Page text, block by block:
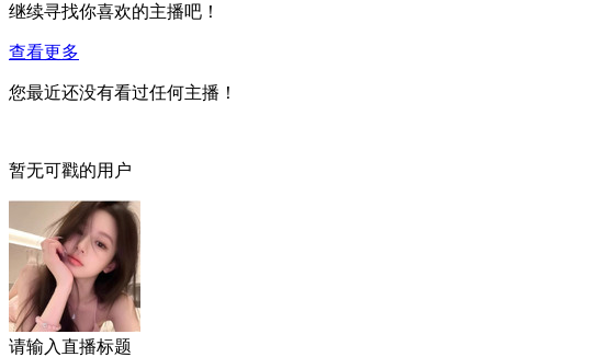
继续寻找你喜欢的主播吧！
查看更多
您最近还没有看过任何主播！
暂无可戳的用户
请输入直播标题